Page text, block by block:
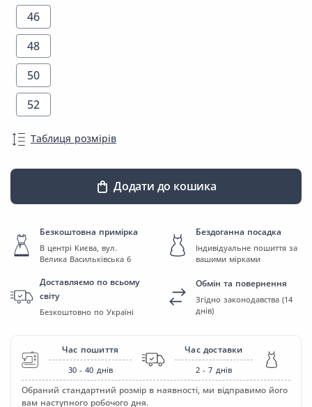
46
48
50
52
Таблиця розмірів
Додати до кошика
Безкоштовна примірка
В центрі Києва, вул.
Велика Васильківська 6
Бездоганна посадка
Індивідуальне пошиття за
вашими мірками
Доставляємо по всьому
світу
Безкоштовно по Україні
Обмін та повернення
Згідно законодавства (14
днів)
Час пошиття
30 - 40 днів
Час доставки
2 - 7 днів
Обраний стандартний розмір в наявності, ми відправимо його
вам наступного робочого дня.